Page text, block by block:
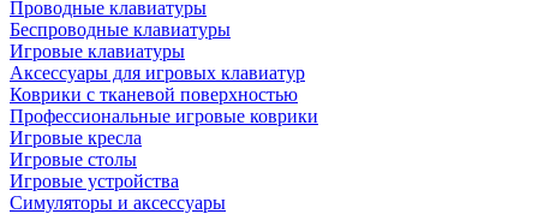
Проводные клавиатуры
Беспроводные клавиатуры
Игровые клавиатуры
Аксессуары для игровых клавиатур
Коврики с тканевой поверхностью
Профессиональные игровые коврики
Игровые кресла
Игровые столы
Игровые устройства
Симуляторы и аксессуары